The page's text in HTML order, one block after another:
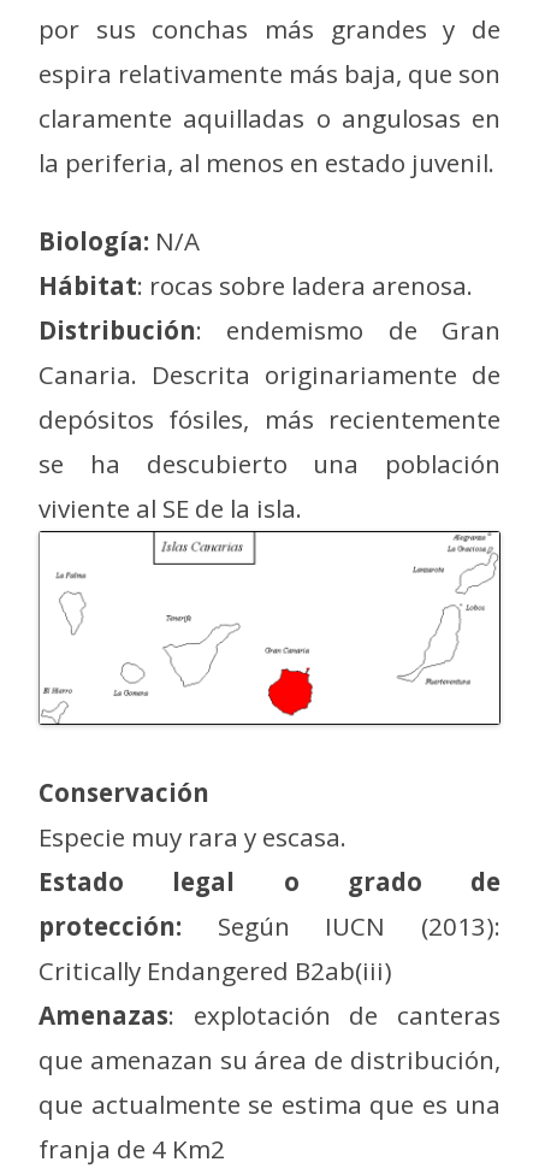
por sus conchas más grandes y de
espira relativamente más baja, que son
claramente aquilladas o angulosas en
la periferia, al menos en estado juvenil.
Biología: N/A
Hábitat: rocas sobre ladera arenosa.
Distribución: endemismo de Gran
Canaria. Descrita originariamente de
depósitos fósiles, más recientemente
se ha descubierto una población
viviente al SE de la isla.
Conservación
Especie muy rara y escasa.
Estado legal o grado de
protección: Según IUCN (2013):
Critically Endangered B2ab(iii)
Amenazas: explotación de canteras
que amenazan su área de distribución,
que actualmente se estima que es una
franja de 4 Km2